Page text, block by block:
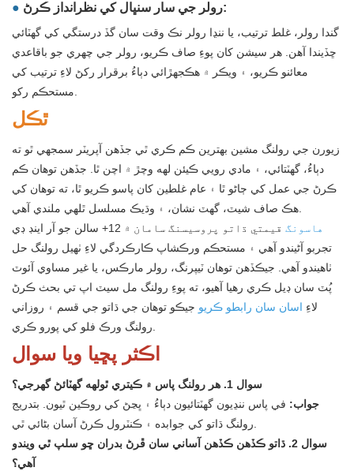
●
رولر جي سار سنڀال کي نظرانداز ڪرڻ:
گندا رولر، غلط ترتيب، يا ننڍا رولر نڪ وقت سان گڏ درستگي کي گهٽائي
ڇڏيندا آهن. هر سيشن کان پوءِ صاف ڪريو، رولر جي چهري جو باقاعدي
معائنو ڪريو، ۽ ويڪر ۾ هڪجهڙائي دٻاءُ برقرار رکڻ لاءِ ترتيب کي
مستحڪم رکو.
ٿڪل
زيورن جي رولنگ مشين بهترين ڪم ڪري ٿي جڏهن آپريٽر سمجهي ٿو ته
دٻاءُ، گهٽتائي، ۽ مادي رويي ڪيئن لهه وچڙ ۾ اچن ٿا. جڏهن توهان ڪم
ڪرڻ جي عمل کي ڄاڻو ٿا ۽ عام غلطين کان پاسو ڪريو ٿا، ته توهان کي
هڪ صاف شيٽ، گهٽ نشان، ۽ وڌيڪ مسلسل ٿلهي ملندي آهي.
هاسونگ
قيمتي ڌاتو پروسيسنگ سامان ۾ 12+ سالن جو آر اينڊ ڊي
تجربو آڻيندو آهي ۽ مستحڪم ورڪشاپ ڪارڪردگي لاءِ ٺهيل رولنگ حل
ٺاهيندو آهي. جيڪڏهن توهان ٽيپرنگ، رولر مارڪس، يا غير مساوي آئوٽ
پُٽ سان ڊيل ڪري رهيا آهيو، ته پوءِ رولنگ مل سيٽ اپ تي بحث ڪرڻ
لاءِ اسان سان رابطو ڪريو جيڪو توهان جي ڌاتو جي قسم ۽ روزاني
رولنگ ورڪ فلو کي پورو ڪري.
اڪثر پڇيا ويا سوال
سوال 1. هر رولنگ پاس ۾ ڪيتري ٿولهه گھٽائڻ گهرجي؟
جواب: في پاس ننڍيون گهٽتائيون دٻاءُ ۽ ڀڃڻ کي روڪين ٿيون. بتدريج
رولنگ ڌاتو کي جوابده ۽ ڪنٽرول ڪرڻ آسان بڻائي ٿي.
سوال 2. ڌاتو ڪڏهن ڪڏهن آساني سان ڦرڻ بدران ڇو سلپ ٿي ويندو
آهي؟